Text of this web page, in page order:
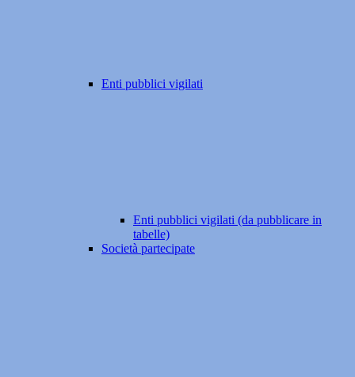
Enti pubblici vigilati
Enti pubblici vigilati (da pubblicare in
tabelle)
Società partecipate